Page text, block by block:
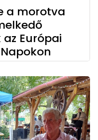
a morotva
Európai